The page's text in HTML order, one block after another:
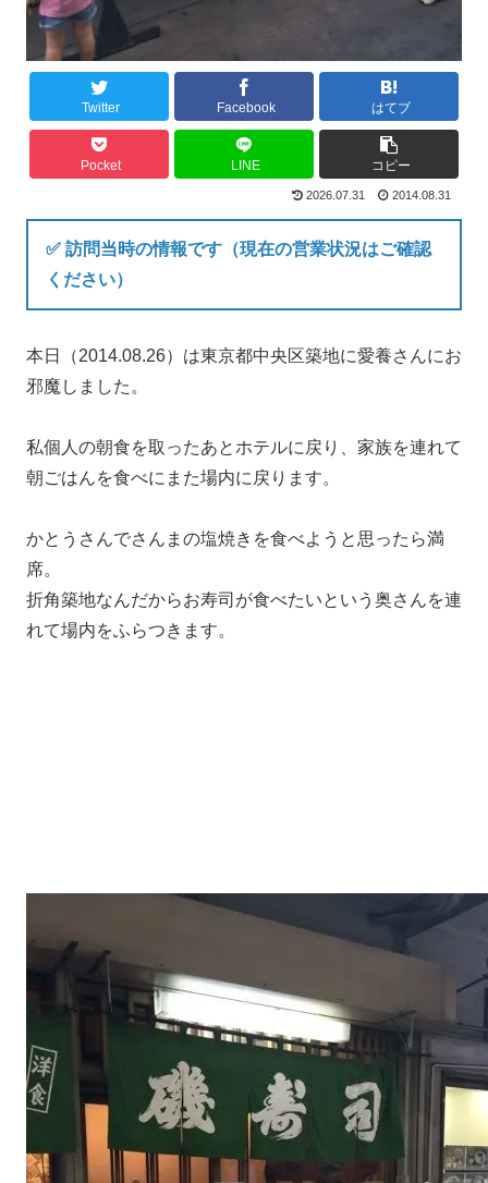
Twitter Facebook はてブ
Pocket LINE コピー
2026.07.31 2014.08.31
✅ 訪問当時の情報です（現在の営業状況はご確認
ください）
本日（2014.08.26）は東京都中央区築地に愛養さんにお
邪魔しました。
私個人の朝食を取ったあとホテルに戻り、家族を連れて
朝ごはんを食べにまた場内に戻ります。
かとうさんでさんまの塩焼きを食べようと思ったら満
席。
折角築地なんだからお寿司が食べたいという奥さんを連
れて場内をふらつきます。